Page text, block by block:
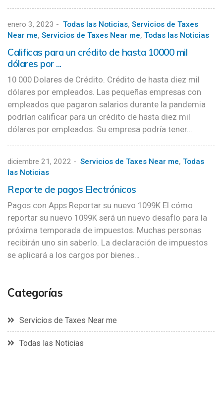
enero 3, 2023 - Todas las Noticias, Servicios de Taxes
Near me, Servicios de Taxes Near me, Todas las Noticias
Calificas para un crédito de hasta 10000 mil
dólares por ...
10 000 Dolares de Crédito. Crédito de hasta diez mil
dólares por empleados. Las pequeñas empresas con
empleados que pagaron salarios durante la pandemia
podrían calificar para un crédito de hasta diez mil
dólares por empleados. Su empresa podría tener…
diciembre 21, 2022 - Servicios de Taxes Near me, Todas
las Noticias
Reporte de pagos Electrónicos
Pagos con Apps Reportar su nuevo 1099K El cómo
reportar su nuevo 1099K será un nuevo desafío para la
próxima temporada de impuestos. Muchas personas
recibirán uno sin saberlo. La declaración de impuestos
se aplicará a los cargos por bienes…
Categorías
Servicios de Taxes Near me
Todas las Noticias